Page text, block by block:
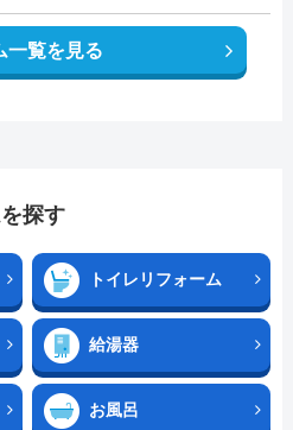
一覧を見る
探す
トイレリフォーム
給湯器
お風呂